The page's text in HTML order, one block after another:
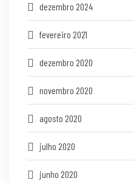
dezembro 2024
fevereiro 2021
dezembro 2020
novembro 2020
agosto 2020
julho 2020
junho 2020